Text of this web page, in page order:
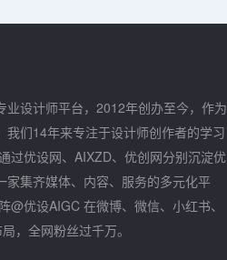
业设计师平台，2012年创办至今，作为
我们14年来专注于设计师创作者的学习
过优设网、AIXZD、优创网分别沉淀优
家集齐媒体、内容、服务的多元化平
@优设AIGC 在微博、微信、小红书、
，全网粉丝过千万。